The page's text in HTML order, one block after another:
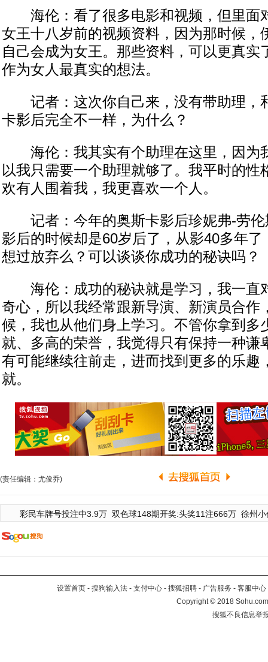
海伦：看了很多电影和视频，但里面
女王十八岁前的视频资料，因为那时候，
自己会成为女王。那些资料，可以更真实
作为女人最真实的想法。
记者：这次你自己来，没有带助理，
卡影后完全不一样，为什么？
海伦：我其实有个助理在这里，因为
以我只需要一个助理就够了。我平时的性
欢有人围着我，我更喜欢一个人。
记者：今年的奥斯卡影后珍妮弗-劳伦
影后的时候却是60岁后了，从影40多年
想过放弃么？可以谈谈你成功的秘诀吗？
海伦：成功的秘诀就是学习，我一直
奇心，所以我经常跟新导演、新演员合作
候，我也从他们身上学习。不管你拿到多
就、多高的荣誉，我觉得只有保持一种谦
有可能继续往前走，进而找到更多的乐趣
就。
(责任编辑：尤俊乔)
彩民车牌号投注中3.9万 双色球148期开奖:头奖11注666万 徐州
设置首页 - 搜狗输入法 - 支付中心 - 搜狐招聘 - 广告服务 - 客服中心
Copyright©2018
搜狐不良信息举